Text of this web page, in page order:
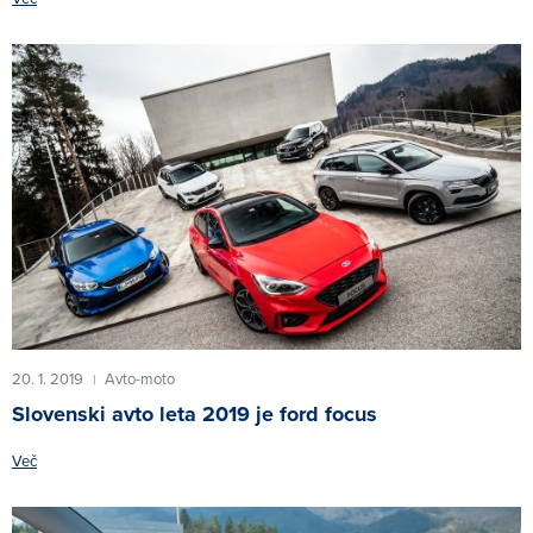
20. 1. 2019 | Avto-moto
Slovenski avto leta 2019 je ford focus
Več